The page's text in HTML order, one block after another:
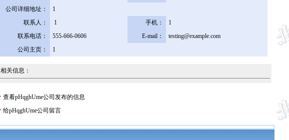
公司详细地址：
1
联系人：
1 手机：
1
联系电话：
555-666-0606 E-mail：
testing@example.com
公司主页：
1
相关信息：
查看pHqghUme公司发布的信息
给pHqghUme公司留言